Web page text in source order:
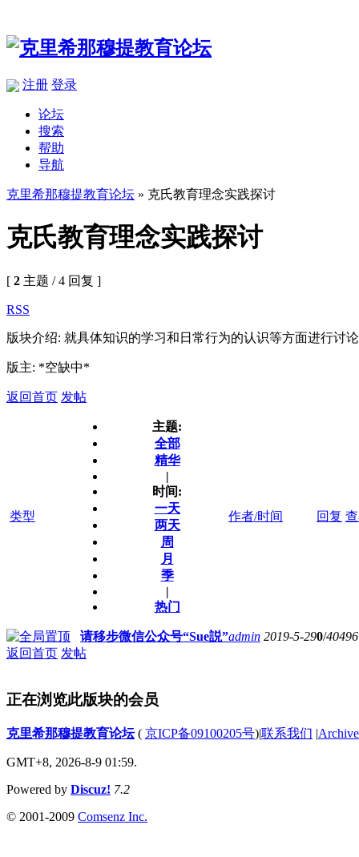
注册 登录
论坛
搜索
帮助
导航
克里希那穆提教育论坛 » 克氏教育理念实践探讨
克氏教育理念实践探讨
[ 2 主题 / 4 回复 ]
RSS
版块介绍: 就具体知识的学习和日常行为的认识等方面进行讨
版主: *空缺中*
返回首页 发帖
类型
主题:
全部
精华
|
时间:
一天
两天
周
月
季
|
热门
作者/时间 回复
请移步微信公众号“Sue説”admin 2019-5-290/40496
返回首页 发帖
正在浏览此版块的会员
克里希那穆提教育论坛( 京ICP备09100205号)|联系我们 |
GMT+8, 2026-8-9 01:59.
Powered by Discuz! 7.2
© 2001-2009 Comsenz Inc.